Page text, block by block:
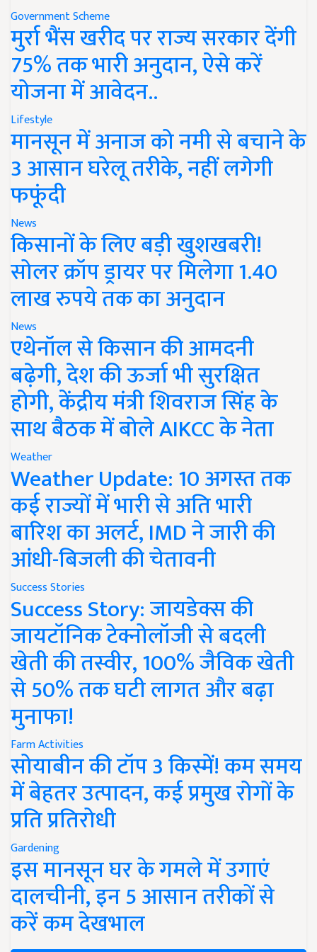
Government Scheme
मुर्रा भैंस खरीद पर राज्य सरकार देंगी
75% तक भारी अनुदान, ऐसे करें
योजना में आवेदन..
Lifestyle
मानसून में अनाज को नमी से बचाने के
3 आसान घरेलू तरीके, नहीं लगेगी
फफूंदी
News
किसानों के लिए बड़ी खुशखबरी!
सोलर क्रॉप ड्रायर पर मिलेगा 1.40
लाख रुपये तक का अनुदान
News
एथेनॉल से किसान की आमदनी
बढ़ेगी, देश की ऊर्जा भी सुरक्षित
होगी, केंद्रीय मंत्री शिवराज सिंह के
साथ बैठक में बोले AIKCC के नेता
Weather
Weather Update: 10 अगस्त तक
कई राज्यों में भारी से अति भारी
बारिश का अलर्ट, IMD ने जारी की
आंधी-बिजली की चेतावनी
Success Stories
Success Story: जायडेक्स की
जायटॉनिक टेक्नोलॉजी से बदली
खेती की तस्वीर, 100% जैविक खेती
से 50% तक घटी लागत और बढ़ा
मुनाफा!
Farm Activities
सोयाबीन की टॉप 3 किस्में! कम समय
में बेहतर उत्पादन, कई प्रमुख रोगों के
प्रति प्रतिरोधी
Gardening
इस मानसून घर के गमले में उगाएं
दालचीनी, इन 5 आसान तरीकों से
करें कम देखभाल